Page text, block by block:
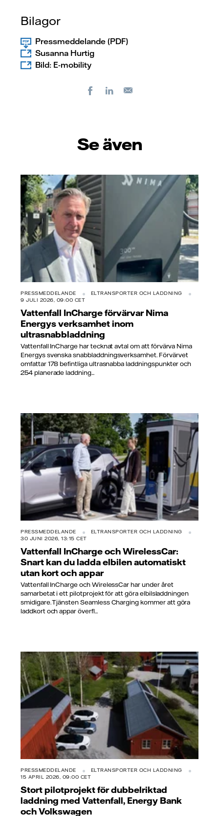
Bilagor
Pressmeddelande (PDF)
Susanna Hurtig
Bild: E-mobility
FacebookLinkedIn
Se även
PRESSMEDDELANDE
ELTRANSPORTER OCH LADDNING
9 JULI 2026, 09:00 CET
Vattenfall InCharge förvärvar Nima
Energys verksamhet inom
ultrasnabbladdning
Vattenfall InCharge har tecknat avtal om att förvärva Nima
Energys svenska snabbladdningsverksamhet. Förvärvet
omfattar 178 befintliga ultrasnabba laddningspunkter och
254 planerade laddning...
PRESSMEDDELANDE
ELTRANSPORTER OCH LADDNING
30 JUNI 2026, 13:15 CET
Vattenfall InCharge och WirelessCar:
Snart kan du ladda elbilen automatiskt
utan kort och appar
Vattenfall InCharge och WirelessCar har under året
samarbetat i ett pilotprojekt för att göra elbilsladdningen
smidigare. Tjänsten Seamless Charging kommer att göra
laddkort och appar överfl...
PRESSMEDDELANDE
ELTRANSPORTER OCH LADDNING
15 APRIL 2026, 09:00 CET
Stort pilotprojekt för dubbelriktad
laddning med Vattenfall, Energy Bank
och Volkswagen